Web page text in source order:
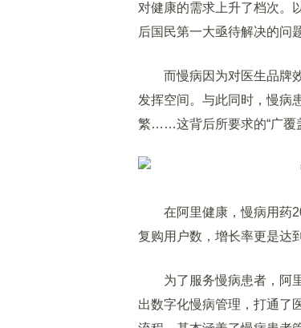
对健康的需求上升了档次。
后国民第一大亟待解决的问
而慢病因为对医生品牌效
发挥空间。与此同时，慢病
繁……这背后所要求的“广覆
在阿里健康，慢病用药
复购用户数，增长率更是达
为了服务慢病患者，阿里
出数字化慢病管理，打通了